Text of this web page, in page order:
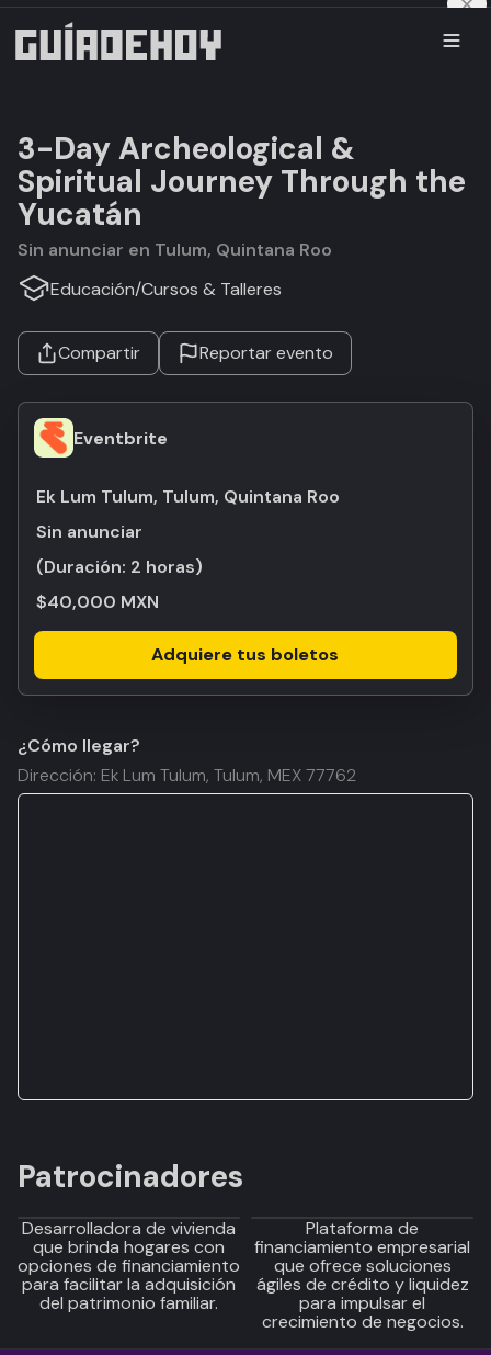
3-Day Archeological &
Spiritual Journey Through the
Yucatán
Sin anunciar en Tulum, Quintana Roo
Educación/Cursos & Talleres
Compartir Reportar evento
Eventbrite
Ek Lum Tulum, Tulum, Quintana Roo
Sin anunciar
(Duración: 2 horas)
$40,000 MXN
Adquiere tus boletos
¿Cómo llegar?
Dirección: Ek Lum Tulum, Tulum, MEX 77762
Patrocinadores
Desarrolladora de vivienda
que brinda hogares con
opciones de financiamiento
para facilitar la adquisición
del patrimonio familiar.
Plataforma de
financiamiento empresarial
que ofrece soluciones
ágiles de crédito y liquidez
para impulsar el
crecimiento de negocios.